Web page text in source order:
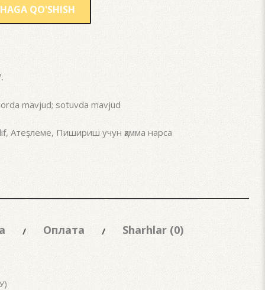
QO'SHISH
.
mavjud; sotuvda mavjud
, Атеşлеме, Пишириш учун ҳамма нарса
Оплата Sharhlar (0)